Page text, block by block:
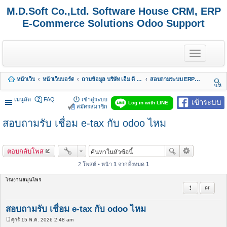
M.D.Soft Co.,Ltd. Software House CRM, ERP
E-Commerce Solutions Odoo Support
T
o
g
l
e
n
a
หน้าเว็บ หน้าเว็บบอร์ด ถามข้อมูล บริษัท เอ็ม ดี ซอฟต์ จำกัด
สอบถามระบบ ERP MDERP Odoo เเละ บัญชี
นห
า
เมนูลัด
เข้าระบบ
Log in with LINE
FAQ
เข้าสู่ระบบ
สมัครสมาชิก
สอบถามรับ เชื่อม e-tax กับ odoo ไหม
ตอบกลับโพส
2 โพสต์ • หน้า 1 จากทั้งหมด 1
โรงงานสมุนไพร
สอบถามรับ เชื่อม e-tax กับ odoo ไหม
รายงานในข้
อ้างคำ
โ
ศุกร์ 15 พ.ค. 2026 2:48 am